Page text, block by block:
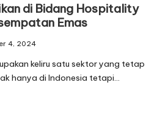
di Bidang Hospitality
Emas
4, 2024
keliru satu sektor yang tetap
hanya di Indonesia tetapi…